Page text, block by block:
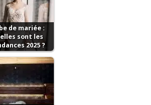
de mariée :
sont les
2025 ?